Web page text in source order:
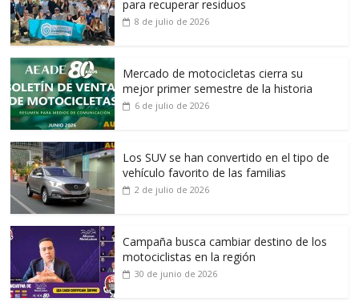
para recuperar residuos
8 de julio de 2026
Mercado de motocicletas cierra su
mejor primer semestre de la historia
6 de julio de 2026
Los SUV se han convertido en el tipo de
vehículo favorito de las familias
2 de julio de 2026
Campaña busca cambiar destino de los
motociclistas en la región
30 de junio de 2026